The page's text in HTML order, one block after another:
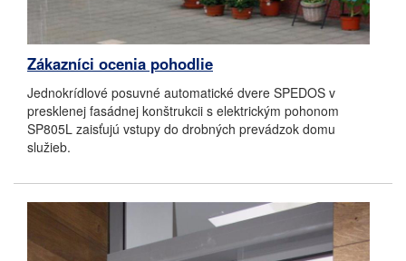
Zákazníci ocenia pohodlie
Jednokrídlové posuvné automatické dvere SPEDOS v
presklenej fasádnej konštrukcii s elektrickým pohonom
SP805L zaisťujú vstupy do drobných prevádzok domu
služieb.